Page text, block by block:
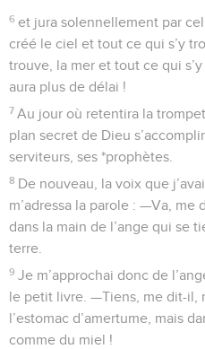
6 et jura solennellement par
créé le ciel et tout ce qui s’y
trouve, la mer et tout ce qui
aura plus de délai !
7 Au jour où retentira la
plan secret de Dieu
serviteurs, ses *prophètes.
8 De nouveau, la voix que
m’adressa la parole : —Va,
dans la main de l’ange qui se
terre.
9 Je m’approchai donc de
le petit livre. —Tiens, me dit-il,
l’estomac d’amertume, mais
comme du miel !